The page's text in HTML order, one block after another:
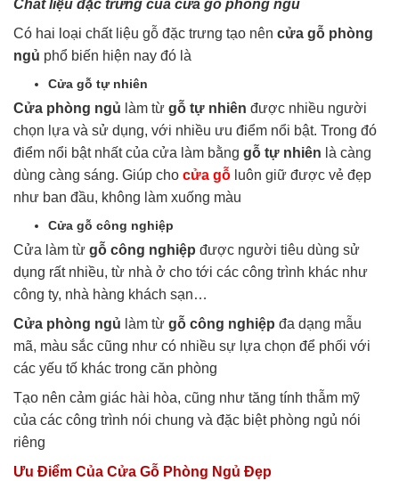
Chất liệu đặc trưng của cửa gỗ phòng ngủ
Có hai loại chất liệu gỗ đặc trưng tạo nên cửa gỗ phòng
ngủ phổ biến hiện nay đó là
Cửa gỗ tự nhiên
Cửa phòng ngủ làm từ gỗ tự nhiên được nhiều người
chọn lựa và sử dụng, với nhiều ưu điểm nổi bật. Trong đó
điểm nổi bật nhất của cửa làm bằng gỗ tự nhiên là càng
dùng càng sáng. Giúp cho cửa gỗ luôn giữ được vẻ đẹp
như ban đầu, không làm xuống màu
Cửa gỗ công nghiệp
Cửa làm từ gỗ công nghiệp được người tiêu dùng sử
dụng rất nhiều, từ nhà ở cho tới các công trình khác như
công ty, nhà hàng khách sạn…
Cửa phòng ngủ làm từ gỗ công nghiệp đa dạng mẫu
mã, màu sắc cũng như có nhiều sự lựa chọn để phối với
các yếu tố khác trong căn phòng
Tạo nên cảm giác hài hòa, cũng như tăng tính thẫm mỹ
của các công trình nói chung và đặc biệt phòng ngủ nói
riêng
Ưu Điểm Của Cửa Gỗ Phòng Ngủ Đẹp